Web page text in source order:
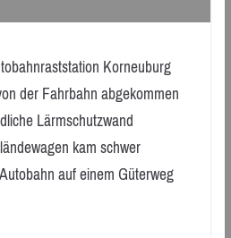
Korneuburg
der Fahrbahn abgekommen
Lärmschutzwand
kam schwer
auf einem Güterweg